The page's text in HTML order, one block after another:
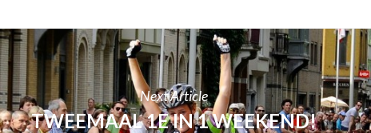
Next Article
TWEEMAAL 1E IN 1 WEEKEND!